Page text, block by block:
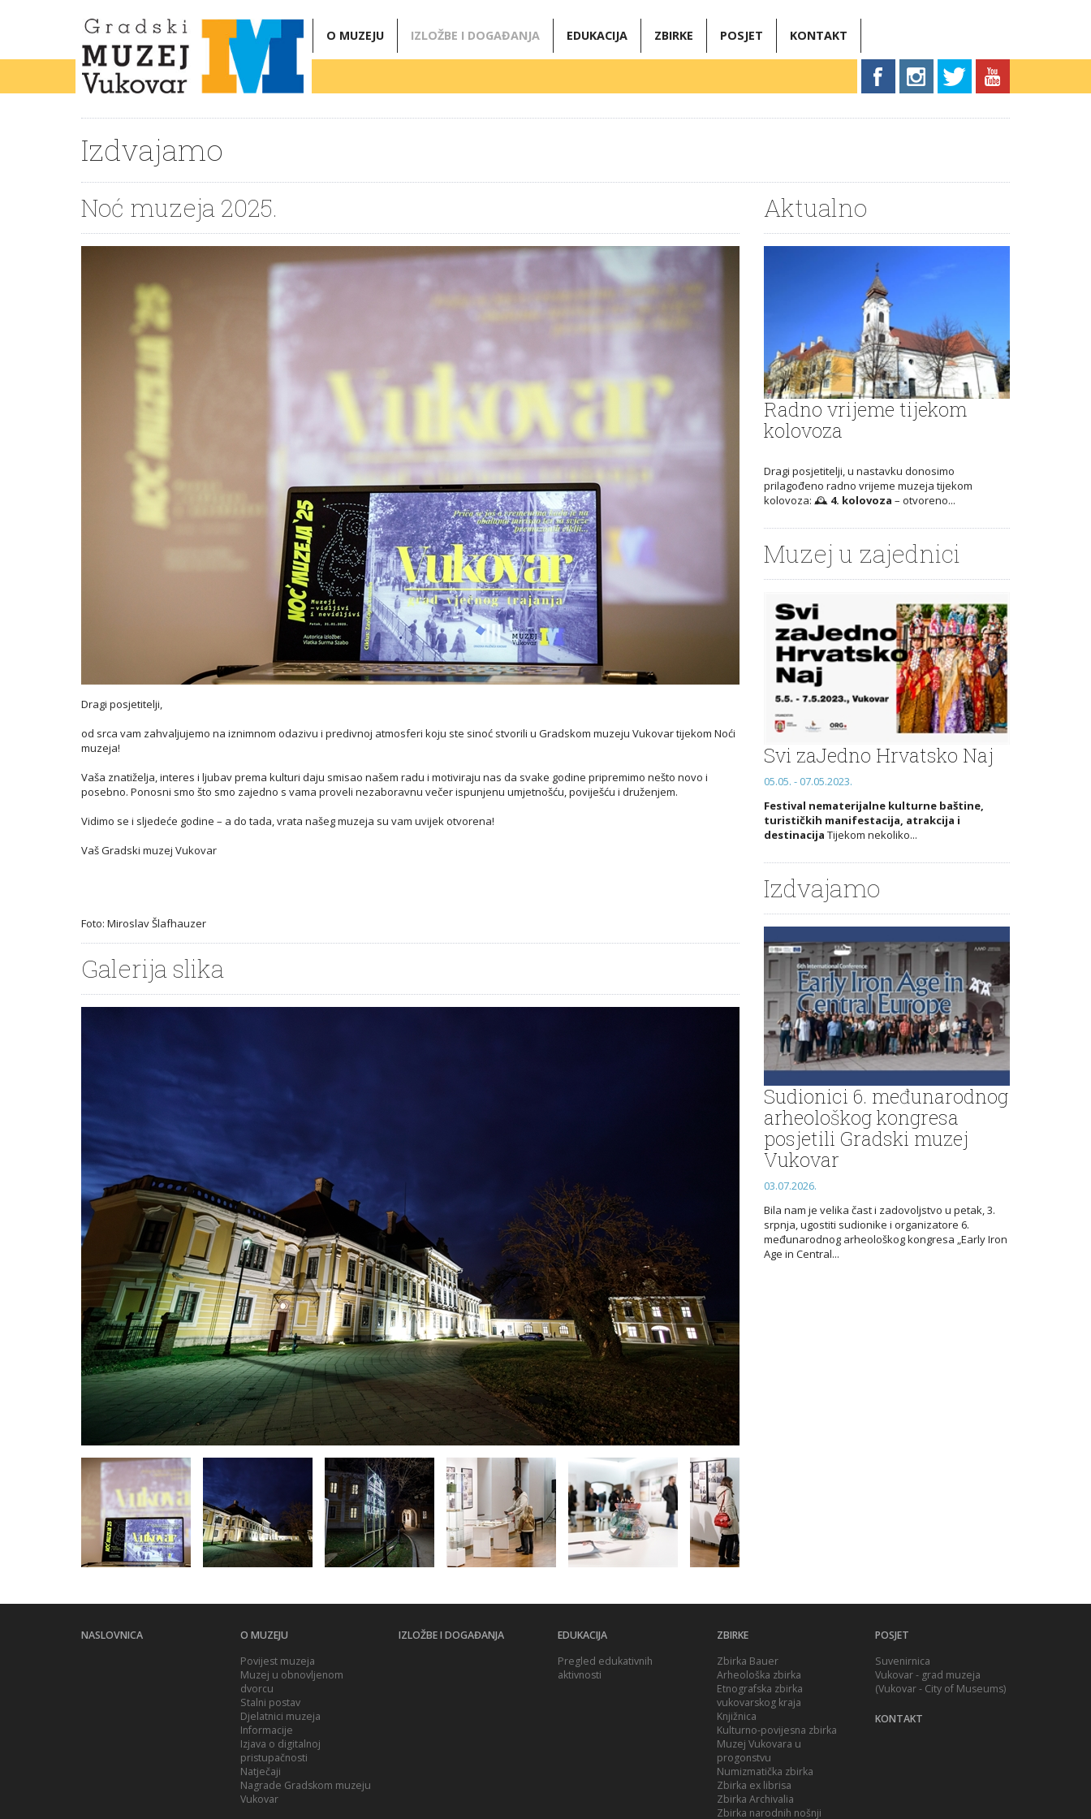
O MUZEJU IZLOŽBE I DOGAĐANJA EDUKACIJA ZBIRKE POSJET KONTAKT
Izdvajamo
Noć muzeja 2025.
Dragi posjetitelji,
od srca vam zahvaljujemo na iznimnom odazivu i predivnoj atmosferi koju ste sinoć stvorili u Gradskom muzeju Vukovar tijekom Noći
muzeja!
Vaša znatiželja, interes i ljubav prema kulturi daju smisao našem radu i motiviraju nas da svake godine pripremimo nešto novo i
posebno. Ponosni smo što smo zajedno s vama proveli nezaboravnu večer ispunjenu umjetnošću, poviješću i druženjem.
Vidimo se i sljedeće godine – a do tada, vrata našeg muzeja su vam uvijek otvorena!
Vaš Gradski muzej Vukovar
Foto: Miroslav Šlafhauzer
Galerija slika
Aktualno
Radno vrijeme tijekom
kolovoza
Dragi posjetitelji, u nastavku donosimo
prilagođeno radno vrijeme muzeja tijekom
kolovoza: 🕰️ 4. kolovoza – otvoreno...
Muzej u zajednici
Svi zaJedno Hrvatsko Naj
05.05. - 07.05.2023.
Festival nematerijalne kulturne baštine,
turističkih manifestacija, atrakcija i
destinacija Tijekom nekoliko...
Izdvajamo
Sudionici 6. međunarodnog
arheološkog kongresa
posjetili Gradski muzej
Vukovar
03.07.2026.
Bila nam je velika čast i zadovoljstvo u petak, 3.
srpnja, ugostiti sudionike i organizatore 6.
međunarodnog arheološkog kongresa „Early Iron
Age in Central...
NASLOVNICA
O MUZEJU
Povijest muzeja
Muzej u obnovljenom
dvorcu
Stalni postav
Djelatnici muzeja
Informacije
Izjava o digitalnoj
pristupačnosti
Natječaji
Nagrade Gradskom muzeju
Vukovar
IZLOŽBE I DOGAĐANJA
EDUKACIJA
Pregled edukativnih
aktivnosti
ZBIRKE
Zbirka Bauer
Arheološka zbirka
Etnografska zbirka
vukovarskog kraja
Knjižnica
Kulturno-povijesna zbirka
Muzej Vukovara u
progonstvu
Numizmatička zbirka
Zbirka ex librisa
Zbirka Archivalia
Zbirka narodnih nošnji
POSJET
Suvenirnica
Vukovar - grad muzeja
(Vukovar - City of Museums)
KONTAKT